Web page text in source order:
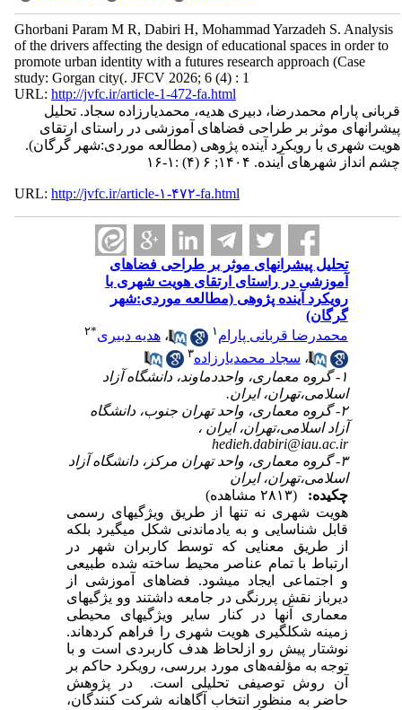
Ghorbani Param M R, Dabiri H, Mohammad Yarzadeh S. Analysis
of the drivers affecting the design of educational spaces in order to
promote urban identity with a futures research approach (Case
study: Gorgan city(. JFCV 2026; 6 (4) : 1
URL: http://jvfc.ir/article-1-472-fa.html
قربانی پارام محمدرضا، دبیری هدیه، محمدیارزاده سجاد. تحلیل
پیشرانهای موثر بر طراحی فضاهای آموزشی در راستای ارتقای
هویت شهری با رویکرد آینده پژوهی (مطالعه موردی:شهر گرگان).
چشم انداز شهرهای آینده. ۱۴۰۴; ۶ (۴) :۱-۱۶
URL: http://jvfc.ir/article-۱-۴۷۲-fa.html
تحلیل پیشرانهای موثر بر طراحی فضاهای
آموزشی در راستای ارتقای هویت شهری با
رویکرد آینده پژوهی (مطالعه موردی:شهر
گرگان)
محمدرضا قربانی پارام ۱ ،هدیه دبیری*۲
، سجاد محمدیارزاده۳
۱- گروه معماری، واحددماوند، دانشگاه آزاد
اسلامی،تهران، ایران.
۲- گروه معماری، واحد تهران جنوب، دانشگاه
آزاد اسلامی،تهران، ایران ،
hedieh.dabiri@iau.ac.ir
۳- گروه معماری، واحد تهران مرکز، دانشگاه آزاد
اسلامی،تهران، ایران
چکیده:
(۲۸۱۳ مشاهده)
هویت شهری نه تنها از طریق ویژگیهای رسمی
قابل شناسایی و به یادماندنی شکل می­گیرد بلکه
از طریق معنایی که توسط کاربران شهر در
ارتباط با تمام عناصر محیط ساخته شده طبیعی
و اجتماعی ایجاد می­شود. فضاهای آموزشی از
دیرباز نقش پررنگی در جامعه داشتند وو یژگی­های
معماری آنها در کنار سایر ویژگی­های محیطی
زمینه شکل­گیری هویت شهری را فراهم کرده­اند.
نوشتار پیش رو ازلحاظ هدف کاربردی است و با
توجه به مؤلفههای مورد بررسی، رویکرد حاکم بر
آن روش توصیفی تحلیلی است.در پژوهش
حاضر به منظور انتخاب آگاهانه شرکت کنندگان،